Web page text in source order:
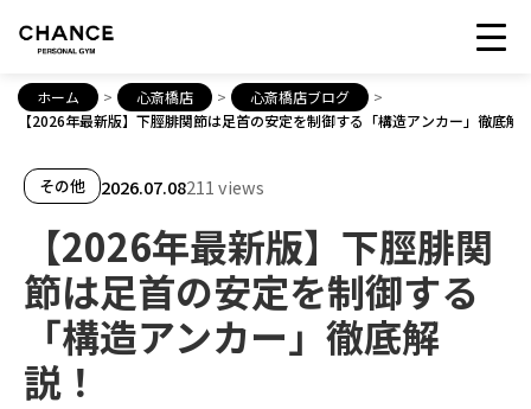
ホーム > 心斎橋店 > 心斎橋店ブログ
>
【2026年最新版】下脛腓関節は足首の安定を制御する「構造アンカー」徹底解
その他 2026.07.08211 views
【2026年最新版】下脛腓関
節は足首の安定を制御する
「構造アンカー」徹底解
説！